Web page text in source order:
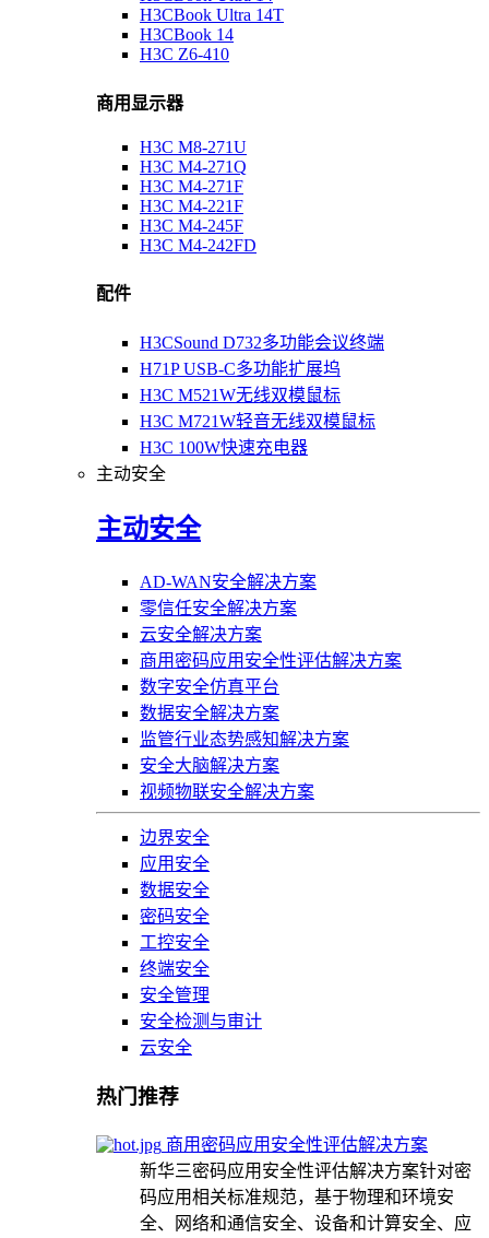
H3CBook Ultra 14T
H3CBook 14
H3C Z6-410
商用显示器
H3C M8-271U
H3C M4-271Q
H3C M4-271F
H3C M4-221F
H3C M4-245F
H3C M4-242FD
配件
H3CSound D732多功能会议终端
H71P USB-C多功能扩展坞
H3C M521W无线双模鼠标
H3C M721W轻音无线双模鼠标
H3C 100W快速充电器
主动安全
主动安全
AD-WAN安全解决方案
零信任安全解决方案
云安全解决方案
商用密码应用安全性评估解决方案
数字安全仿真平台
数据安全解决方案
监管行业态势感知解决方案
安全大脑解决方案
视频物联安全解决方案
边界安全
应用安全
数据安全
密码安全
工控安全
终端安全
安全管理
安全检测与审计
云安全
热门推荐
商用密码应用安全性评估解决方案
新华三密码应用安全性评估解决方案针对密
码应用相关标准规范，基于物理和环境安
全、网络和通信安全、设备和计算安全、应